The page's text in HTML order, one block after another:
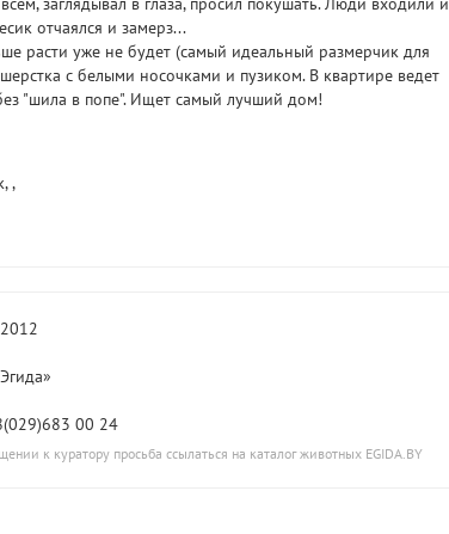
отчаялся и замерз...
расти уже не будет (самый идеальный размерчик для
с белыми носочками и пузиком. В квартире ведет
"шила в попе". Ищет самый лучший дом!
,
00 24
к куратору просьба ссылаться на каталог животных EGIDA.BY